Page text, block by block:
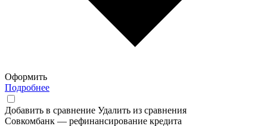
Оформить
Подробнее
Добавить в сравнение Удалить из сравнения
Совкомбанк — рефинансирование кредита